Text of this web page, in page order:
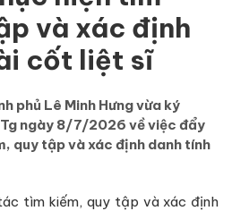
và xác định
cốt liệt sĩ
phủ Lê Minh Hưng vừa ký
ngày 8/7/2026 về việc đẩy
quy tập và xác định danh tính
tìm kiếm, quy tập và xác định